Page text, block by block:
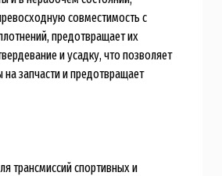
совместимость с
предотвращает их
и усадку, что позволяет
на запчасти и предотвращает
трансмиссий спортивных и